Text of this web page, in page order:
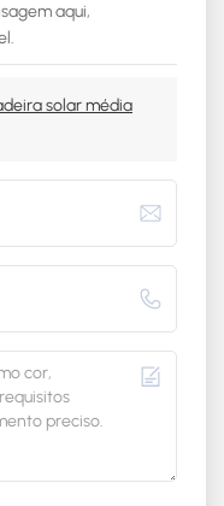
aqui,
solar média